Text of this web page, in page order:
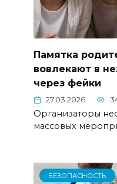
Памятка
вовлекают в
через фейки
27.03.2026
Организаторы
массовых
БЕЗОПАСНОСТЬ